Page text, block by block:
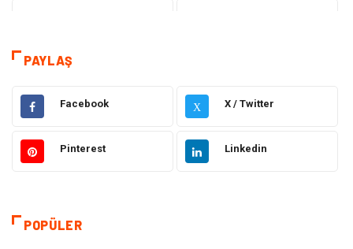
Dekorasyon
Gıda Elektrik Elektronik
Bilgisayar ve Yazılım Alışveriş
Hukuk
PAYLAŞ
Facebook X X / Twitter
Pinterest Linkedin
POPÜLER